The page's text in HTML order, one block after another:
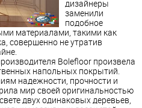
дизайнеры
заменили
подобное
материалами, такими как
совершенно не утратив
Bolefloor произвела
напольных покрытий.
надежности, прочности и
мир своей оригинальностью
двух одинаковых деревьев,